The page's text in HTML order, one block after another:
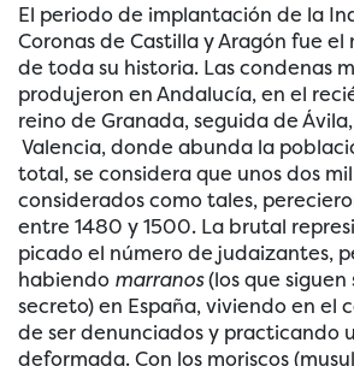
El periodo de implantación de la
Coronas de Castilla y Aragón fue el
de toda su historia. Las condenas
produjeron en Andalucía, en el
reino de Granada, seguida de
Valencia, donde abunda la
total, se considera que unos dos
considerados como tales,
entre 1480 y 1500. La brutal
picado el número de judaizantes,
habiendo marranos(los que siguen
secreto) en España, viviendo en el
de ser denunciados y practicando
deformada. Con los moriscos